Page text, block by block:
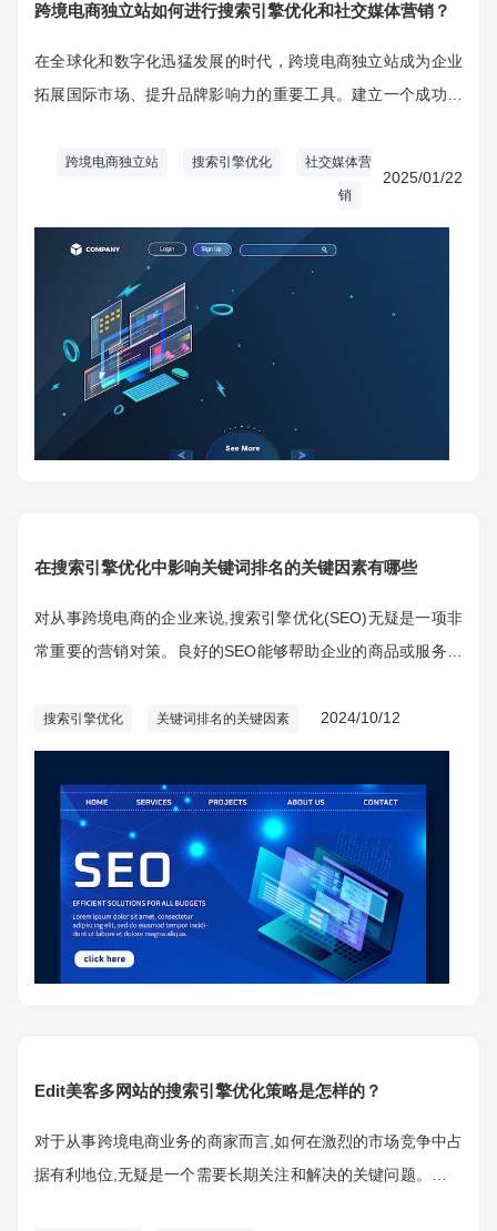
跨境电商独立站如何进行搜索引擎优化和社交媒体营销？
在全球化和数字化迅猛发展的时代，跨境电商独立站成为企业
拓展国际市场、提升品牌影响力的重要工具。建立一个成功的
要有效的搜索引擎优化（SEO）和社交媒体营销对策。
跨境电商独立站 搜索引擎优化 社交媒体营
销
2025/01/22
在搜索引擎优化中影响关键词排名的关键因素有哪些
对从事跨境电商的企业来说,搜索引擎优化(SEO)无疑是一项非
常重要的营销对策。良好的SEO能够帮助企业的商品或服务在
搜索引擎优化 关键词排名的关键因素 2024/10/12
Edit美客多网站的搜索引擎优化策略是怎样的？
对于从事跨境电商业务的商家而言,如何在激烈的市场竞争中占
据有利地位,无疑是一个需要长期关注和解决的关键问题。而作